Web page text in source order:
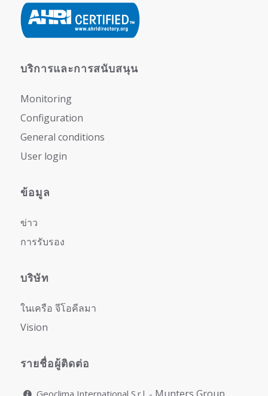
บริการและการสนับสนุน
Monitoring
Configuration
General conditions
User login
ข้อมูล
ข่าว
การรับรอง
บริษัท
ในเครือ จีโอคีลมา
Vision
รายชื่อผู้ติดต่อ
Geoclima International S.r.l. -